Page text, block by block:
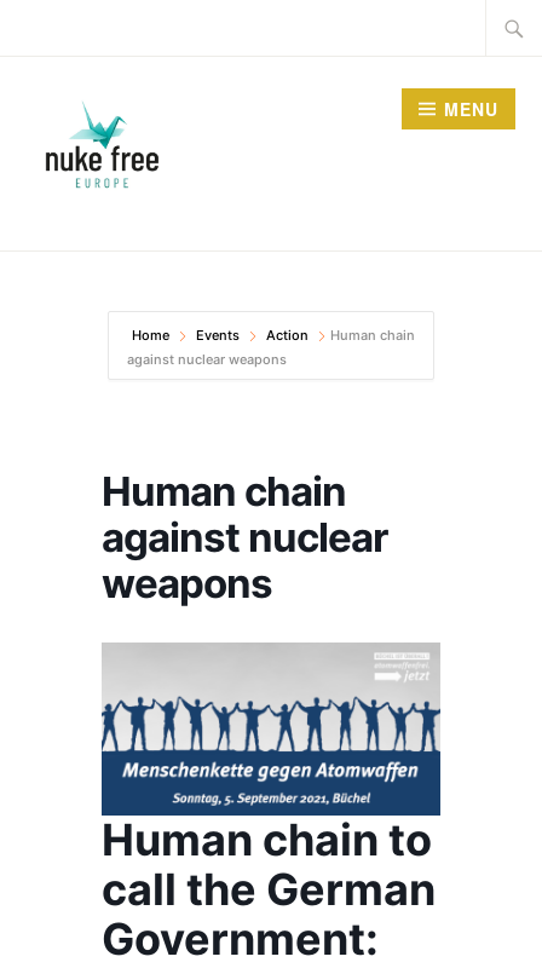
MENU
Home Events Action
Human chain
against nuclear weapons
Human chain
against nuclear
weapons
Human chain to
call the German
Government: